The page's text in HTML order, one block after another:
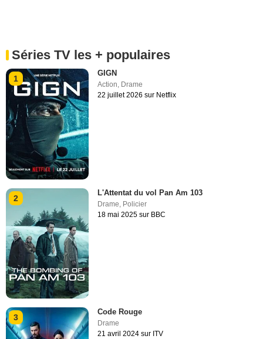
Séries TV les + populaires
1
GIGN
Action, Drame
22 juillet 2026 sur Netflix
2
L'Attentat du vol Pan Am 103
Drame Policier
18 mai 2025 sur BBC
3
Code Rouge
Drame
21 avril 2024 sur ITV